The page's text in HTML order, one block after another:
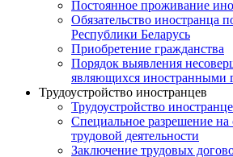
Постоянное проживание
Обязательство иностранца
Республики Беларусь
Приобретение гражданства
Порядок выявления
являющихся иностранными
Трудоустройство иностранцев
Трудоустройство
Специальное разрешение на
трудовой деятельности
Заключение трудовых